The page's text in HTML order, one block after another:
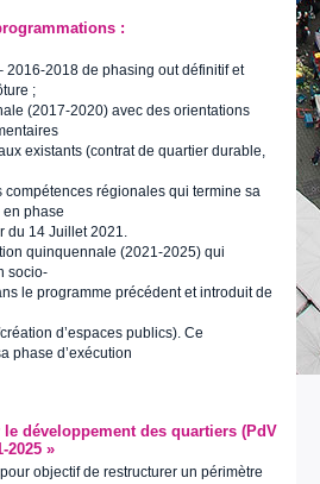
:
2016-2018 de phasing out définitif et
;
(2017-2020) avec des orientations
existants (contrat de quartier durable,
régionales qui termine sa
en phase
14 Juillet 2021.
quinquennale (2021-2025) qui
socio-
le programme précédent et introduit de
d’espaces publics). Ce
phase d’exécution
développement des quartiers (PdV
2025 »
objectif de restructurer un périmètre